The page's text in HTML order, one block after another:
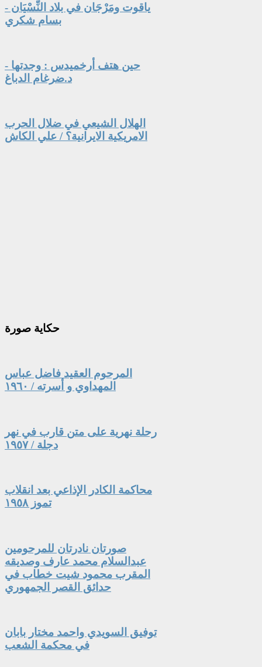
ياقوت ومَرْجَان في بلاد النِّسْيَان -
بسام شكري
حين هتف أرخميدس : وجدتها -
د.ضرغام الدباغ
الهلال الشيعي في ضلال الحرب
الامريكية الايرانية؟ / علي الكاش
حكاية صورة
المرحوم العقيد فاضل عباس
المهداوي و أسرته / ١٩٦٠
رحلة نهرية على متن قارب في نهر
دجلة / ١٩٥٧
محاكمة الكادر الإذاعي بعد انقلاب
تموز ١٩٥٨
صورتان نادرتان للمرحومين
عبدالسلام محمد عارف وصديقه
المقرب محمود شيت خطاب في
حدائق القصر الجمهوري
توفيق السويدي واحمد مختار بابان
في محكمة الشعب